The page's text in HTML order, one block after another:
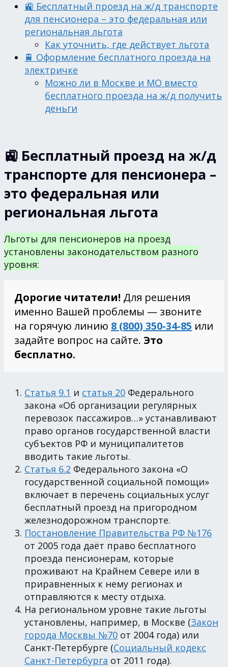
🚉 Бесплатный проезд на ж/д транспорте
для пенсионера – это федеральная или
региональная льгота
Как уточнить, где действует льгота
🚆 Оформление бесплатного проезда на
электричке
Можно ли в Москве и МО вместо
бесплатного проезда на ж/д получить
деньги
🚉 Бесплатный проезд на ж/д
транспорте для пенсионера –
это федеральная или
региональная льгота
Льготы для пенсионеров на проезд
установлены законодательством разного
уровня:
Дорогие читатели! Для решения
именно Вашей проблемы — звоните
на горячую линию 8 (800) 350-34-85 или
задайте вопрос на сайте. Это
бесплатно.
Статья 9.1 и статья 20 Федерального
закона «Об организации регулярных
перевозок пассажиров…» устанавливают
право органов государственной власти
субъектов РФ и муниципалитетов
вводить такие льготы.
Статья 6.2 Федерального закона «О
государственной социальной помощи»
включает в перечень социальных услуг
бесплатный проезд на пригородном
железнодорожном транспорте.
Постановление Правительства РФ №176
от 2005 года даёт право бесплатного
проезда пенсионерам, которые
проживают на Крайнем Севере или в
приравненных к нему регионах и
отправляются к месту отдыха.
На региональном уровне такие льготы
установлены, например, в Москве (Закон
города Москвы №70 от 2004 года) или
Санкт-Петербурге (Социальный кодекс
Санкт-Петербурга от 2011 года).